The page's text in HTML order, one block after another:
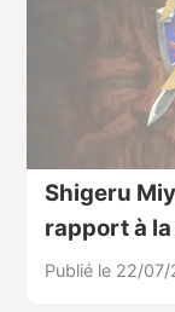
Shigeru
rapport à
Publié le 22/